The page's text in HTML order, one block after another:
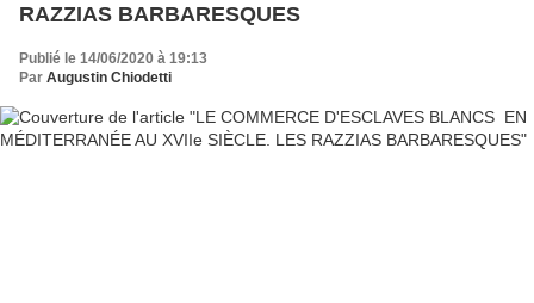
RAZZIAS BARBARESQUES
Publié le 14/06/2020 à 19:13
Par Augustin Chiodetti